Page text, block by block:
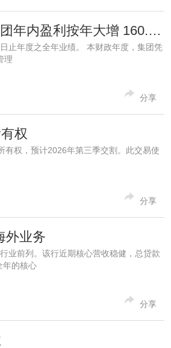
莎莎（00178.HK）公布2025/26年度全年业绩，集团年内盈利按年大增 160.5%
止年度之全年业绩。 本财政年度，集团凭
理
分享
权
权，预计2026年第三季交割。此交易使
分享
外业务
业前列。该行近期核心营收稳健，总贷款
年的核心
分享